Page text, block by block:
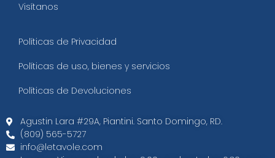
Visítanos
Políticas de Privacidad
Políticas de uso, bienes y servicios
Políticas de Devoluciones
Agustin Lara #29A, Piantini. Santo Domingo, RD.​
(809) 565-5727
info@letavole.com